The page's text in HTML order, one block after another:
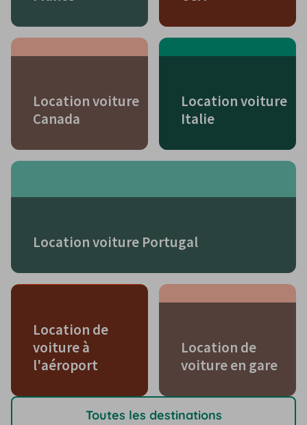
Location voiture
Canada
Location voiture
Italie
Location voiture Portugal
Location de
voiture à
l'aéroport
Location de
voiture en gare
Toutes les destinations